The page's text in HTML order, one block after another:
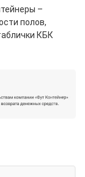
–
полов,
КБК